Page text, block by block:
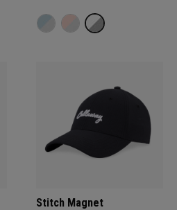
Stitch Magnet